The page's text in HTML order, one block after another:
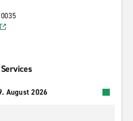
August 2026